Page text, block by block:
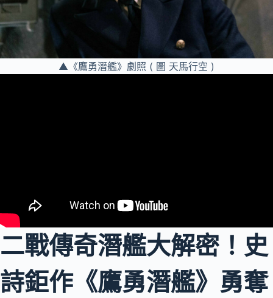
▲《鷹勇潛艦》劇照 ( 圖 天馬行空 )
二戰傳奇潛艦大解密！史
詩鉅作《鷹勇潛艦》勇奪